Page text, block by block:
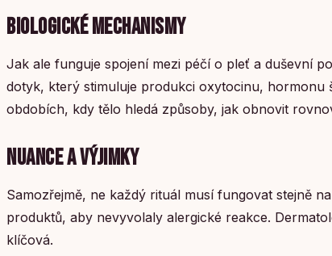
BIOLOGICKÉ MECHANISMY
Jak ale funguje spojení mezi péčí o pleť a duševní
dotyk, který stimuluje produkci oxytocinu, hormonu
obdobích, kdy tělo hledá způsoby, jak obnovit
NUANCE A VÝJIMKY
Samozřejmě, ne každý rituál musí fungovat stejně
produktů, aby nevyvolaly alergické reakce.
klíčová.